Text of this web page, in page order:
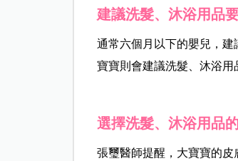
建議洗髮、沐浴用品
通常六個月以下的嬰兒，
寶寶則會建議洗髮、沐浴用
選擇洗髮、沐浴用品
張璽醫師提醒，大寶寶的